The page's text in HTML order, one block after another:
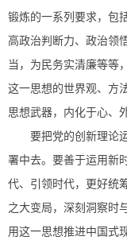
锻炼的一系列要求，包
高政治判断力、政治领
当，为民务实清廉等等
这一思想的世界观、方
思想武器，内化于心、
要把党的创新理论
署中去。要善于运用新
代、引领时代，更好统
之大变局，深刻洞察时
用这一思想推进中国式